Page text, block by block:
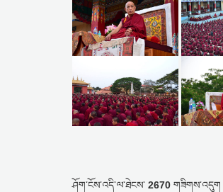
ཤོག་ངོས་འདི་ལ་ཐེངས་ 2670 གཟིགས་འདུག